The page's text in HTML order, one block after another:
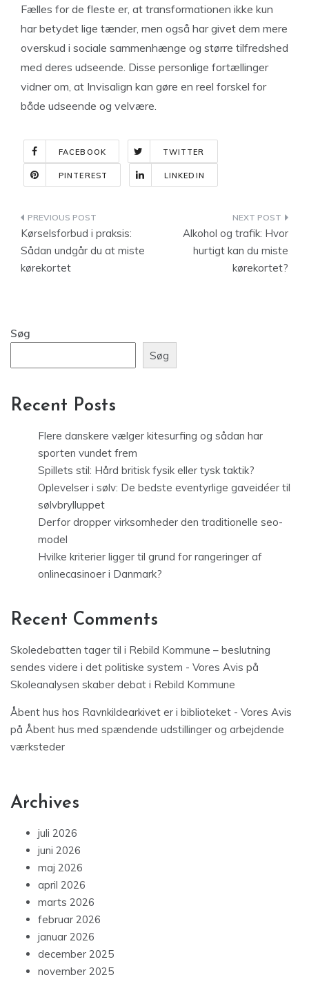
Fælles for de fleste er, at transformationen ikke kun
har betydet lige tænder, men også har givet dem mere
overskud i sociale sammenhænge og større tilfredshed
med deres udseende. Disse personlige fortællinger
vidner om, at Invisalign kan gøre en reel forskel for
både udseende og velvære.
FACEBOOK TWITTER
PINTEREST LINKEDIN
Indlægsnavigation
Kørselsforbud i praksis:
Sådan undgår du at miste
kørekortet
Alkohol og trafik: Hvor
hurtigt kan du miste
kørekortet?
Søg
Søg
Recent Posts
Flere danskere vælger kitesurfing og sådan har
sporten vundet frem
Spillets stil: Hård britisk fysik eller tysk taktik?
Oplevelser i sølv: De bedste eventyrlige gaveidéer til
sølvbrylluppet
Derfor dropper virksomheder den traditionelle seo-
model
Hvilke kriterier ligger til grund for rangeringer af
onlinecasinoer i Danmark?
Recent Comments
Skoledebatten tager til i Rebild Kommune – beslutning
sendes videre i det politiske system - Vores Avis på
Skoleanalysen skaber debat i Rebild Kommune
Åbent hus hos Ravnkildearkivet er i biblioteket - Vores Avis
på Åbent hus med spændende udstillinger og arbejdende
værksteder
Archives
juli 2026
juni 2026
maj 2026
april 2026
marts 2026
februar 2026
januar 2026
december 2025
november 2025